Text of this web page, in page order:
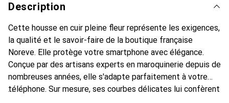
Description
Cette housse en cuir pleine fleur représente les exigences,
la qualité et le savoir-faire de la boutique française
Noreve. Elle protège votre smartphone avec élégance.
Conçue par des artisans experts en maroquinerie depuis de
nombreuses années, elle s'adapte parfaitement à votre
téléphone. Sur mesure, ses courbes délicates lui confèrent